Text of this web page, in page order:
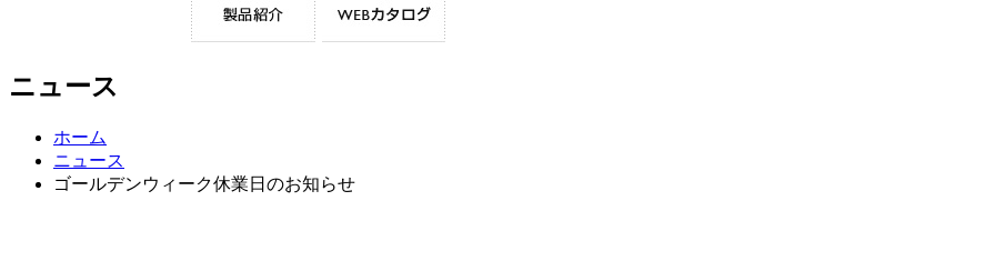
ニュース
ホーム
ニュース
ゴールデンウィーク休業日のお知らせ